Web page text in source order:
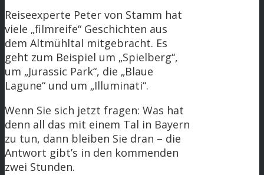
Reiseexperte Peter von Stamm hat
viele „filmreife“ Geschichten aus
dem Altmühltal mitgebracht. Es
geht zum Beispiel um „Spielberg“,
um „Jurassic Park“, die „Blaue
Lagune“ und um „Illuminati“.
Wenn Sie sich jetzt fragen: Was hat
denn all das mit einem Tal in Bayern
zu tun, dann bleiben Sie dran – die
Antwort gibt’s in den kommenden
zwei Stunden.